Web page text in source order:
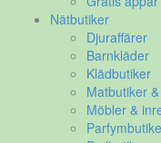
Nätbutiker
Djuraffärer
Barnkläder
Klädbutiker
Matbutiker
Möbler &